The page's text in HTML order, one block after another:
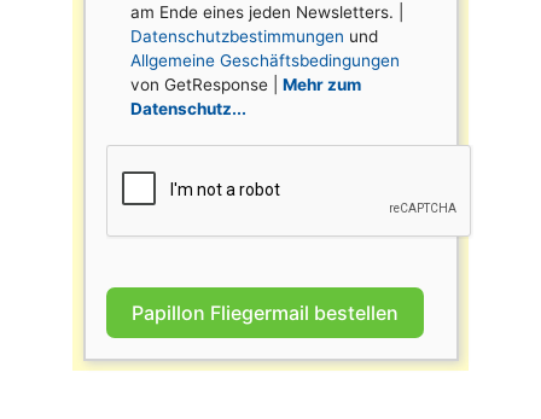
am Ende eines jeden Newsletters. |
Datenschutzbestimmungen und
Allgemeine Geschäftsbedingungen
von GetResponse | Mehr zum
Datenschutz...
Papillon Fliegermail bestellen